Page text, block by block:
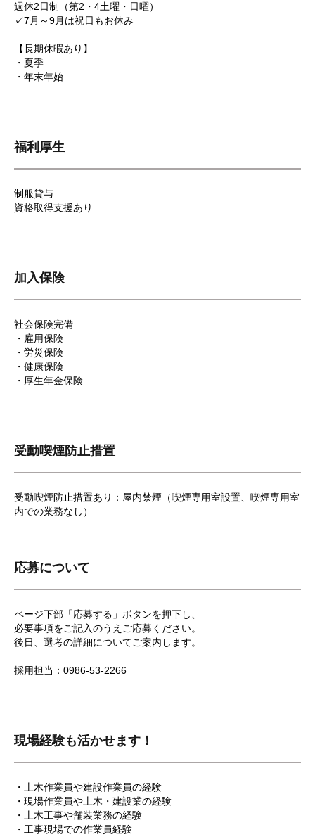
週休2日制（第2・4土曜・日曜）
✓7月～9月は祝日もお休み
【長期休暇あり】
・夏季
・年末年始
福利厚生
制服貸与
資格取得支援あり
加入保険
社会保険完備
・雇用保険
・労災保険
・健康保険
・厚生年金保険
受動喫煙防止措置
受動喫煙防止措置あり：屋内禁煙（喫煙専用室設置、喫煙専用室
内での業務なし）
応募について
ページ下部「応募する」ボタンを押下し、
必要事項をご記入のうえご応募ください。
後日、選考の詳細についてご案内します。
採用担当：0986-53-2266
現場経験も活かせます！
・土木作業員や建設作業員の経験
・現場作業員や土木・建設業の経験
・土木工事や舗装業務の経験
・工事現場での作業員経験